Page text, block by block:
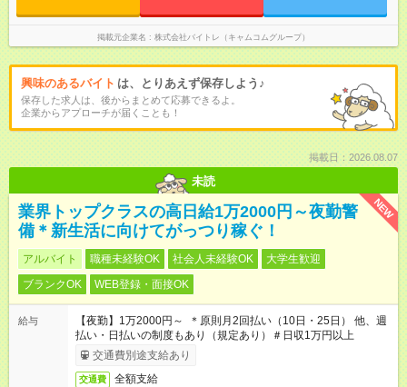
掲載元企業名 株式会社バイトレ（キャムコムグループ）
興味のあるバイト は、とりあえず保存しよう♪
保存した求人は、後からまとめて応募できるよ。
企業からアプローチが届くことも！
掲載日：2026.08.07
未読
NEW
業界トップクラスの高日給1万2000円～夜勤警
備＊新生活に向けてがっつり稼ぐ！
アルバイト 職種未経験OK 社会人未経験OK
大学生歓迎
ブランクOK
WEB登録・面接OK
給与
【夜勤】1万2000円～ ＊原則月2回払い（10日・25日） 他、週
払い・日払いの制度もあり（規定あり）＃日収1万円以上
交通費別途支給あり
交通費 全額支給